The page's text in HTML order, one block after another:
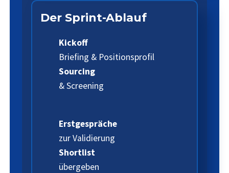
Der Sprint-Ablauf
Kickoff
Briefing & Positionsprofil
Sourcing
& Screening
Erstgespräche
zur Validierung
Shortlist
übergeben